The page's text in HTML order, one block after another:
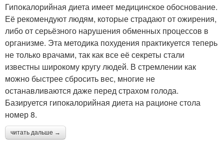
Гипокалорийная диета имеет медицинское обоснование.
Её рекомендуют людям, которые страдают от ожирения,
либо от серьёзного нарушения обменных процессов в
организме. Эта методика похудения практикуется теперь
не только врачами, так как все её секреты стали
известны широкому кругу людей. В стремлении как
можно быстрее сбросить вес, многие не
останавливаются даже перед страхом голода.
Базируется гипокалорийная диета на рационе стола
номер 8.
читать дальше →